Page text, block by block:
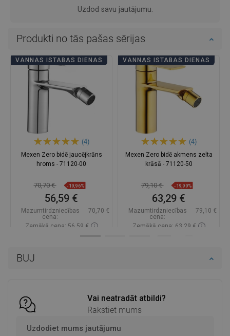
BUJ
Vai neatradāt atbildi?
Rakstiet mums
Uzdodiet mums jautājumu
Uzdod savu jautājumu.
Produkti no tās pašas sērijas
VANNAS ISTABAS DIENAS
(4)
Mexen Zero bidē jaucējkrāns
hroms - 71120-00
70,70 € -19,96%
56,59 €
Mazumtirdzniecības
cena:
70,70 €
Zemākā cena: 56,59 €
VANNAS ISTABAS DIENAS
(4)
Mexen Zero bidē akmens zelta
krāsā - 71120-50
79,10 € -19,99%
63,29 €
Mazumtirdzniecības
cena:
79,10 €
Zemākā cena: 63,29 €